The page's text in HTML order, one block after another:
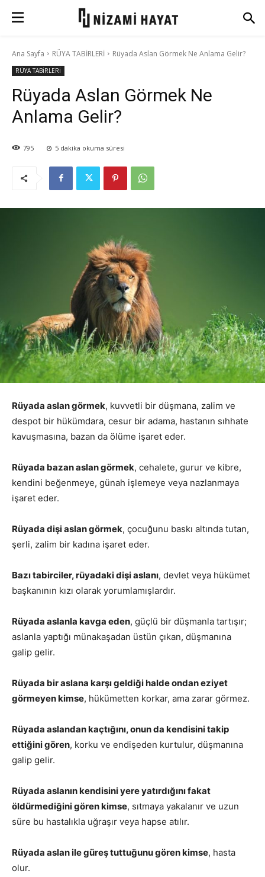
Ana Sayfa RÜYA TABİRLERİ Rüyada Aslan Görmek Ne Anlama Gelir?
RÜYA TABİRLERİ
Rüyada Aslan Görmek Ne
Anlama Gelir?
795 5 dakika okuma süresi
Rüyada aslan görmek, kuvvetli bir düşmana, zalim ve
despot bir hükümdara, cesur bir adama, hastanın sıhhate
kavuşmasına, bazan da ölüme işaret eder.
Rüyada bazan aslan görmek, cehalete, gurur ve kibre,
kendini beğenmeye, günah işlemeye veya nazlanmaya
işaret eder.
Rüyada dişi aslan görmek, çocuğunu baskı altında tutan,
şerli, zalim bir kadına işaret eder.
Bazı tabirciler, rüyadaki dişi aslanı, devlet veya hükümet
başkanının kızı olarak yorumlamışlardır.
Rüyada aslanla kavga eden, güçlü bir düşmanla tartışır;
aslanla yaptığı münakaşadan üstün çıkan, düşmanına
galip gelir.
Rüyada bir aslana karşı geldiği halde ondan eziyet
görmeyen kimse, hükümetten korkar, ama zarar görmez.
Rüyada aslandan kaçtığını, onun da kendisini takip
ettiğini gören, korku ve endişeden kurtulur, düşmanına
galip gelir.
Rüyada aslanın kendisini yere yatırdığını fakat
öldürmediğini gören kimse, sıtmaya yakalanır ve uzun
süre bu hastalıkla uğraşır veya hapse atılır.
Rüyada aslan ile güreş tuttuğunu gören kimse, hasta
olur.